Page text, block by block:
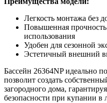
Легкость монтажа без
Повышенная
использования
Удобен для сезонной
Эстетичный внешний
Бассейн 26364NP идеально
позволит создать
загородного дома,
безопасности при купании в